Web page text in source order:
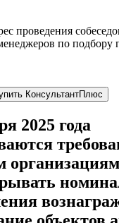
проведения
по подбору
КонсультантПлюс
2025 года